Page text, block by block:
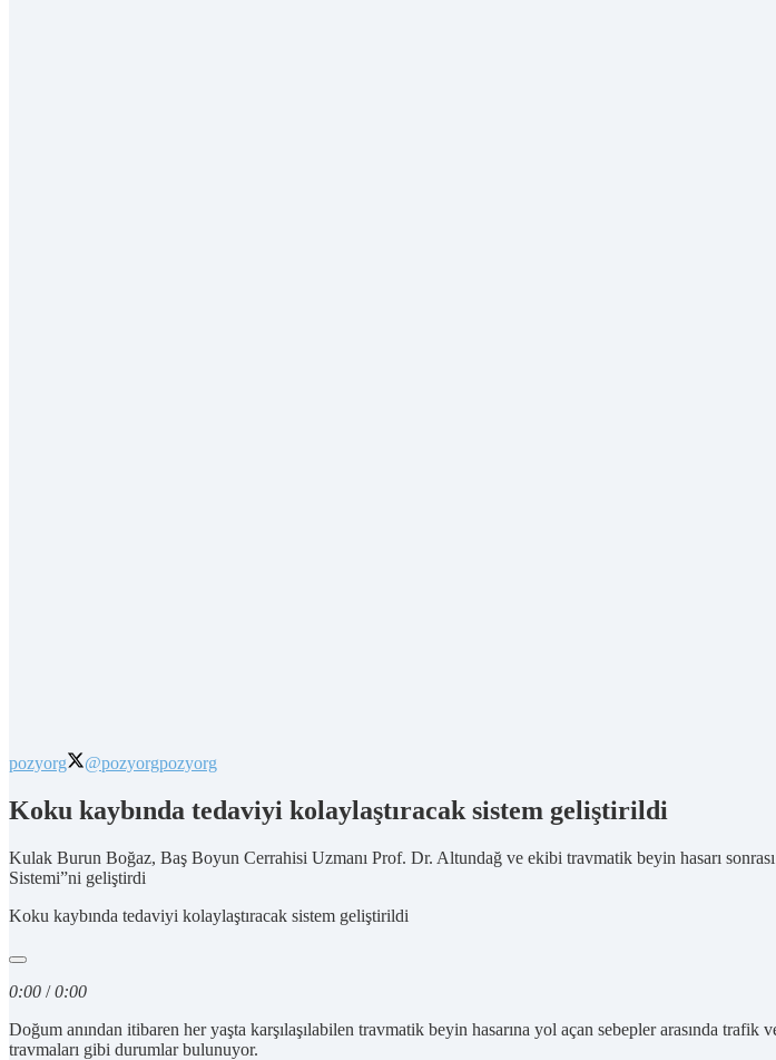
pozyorg @pozyorgpozyorg
Koku kaybında tedaviyi kolaylaştıracak sistem geliştirildi
Kulak Burun Boğaz, Baş Boyun Cerrahisi Uzmanı Prof. Dr. Altundağ ve ekibi travmatik beyin hasarı
Sistemi”ni geliştirdi
Koku kaybında tedaviyi kolaylaştıracak sistem geliştirildi
0:00 /0:00
Doğum anından itibaren her yaşta karşılaşılabilen travmatik beyin hasarına yol açan sebepler arasında
travmaları gibi durumlar bulunuyor.